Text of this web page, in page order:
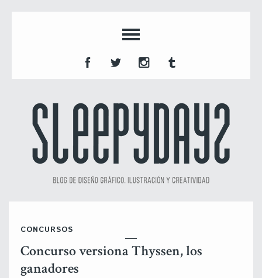
CONCURSOS
Concurso versiona Thyssen, los
ganadores